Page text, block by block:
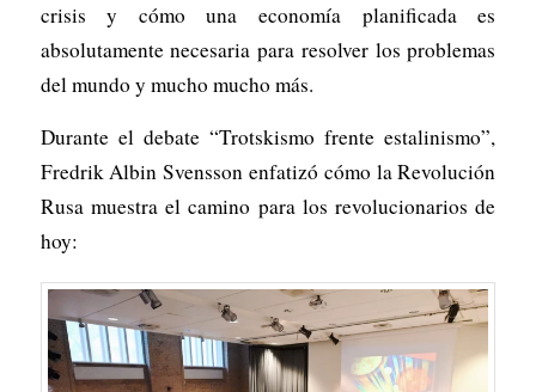
crisis y cómo una economía planificada es
absolutamente necesaria para resolver los problemas
del mundo y mucho mucho más.
Durante el debate “Trotskismo frente estalinismo”,
Fredrik Albin Svensson enfatizó cómo la Revolución
Rusa muestra el camino para los revolucionarios de
hoy: